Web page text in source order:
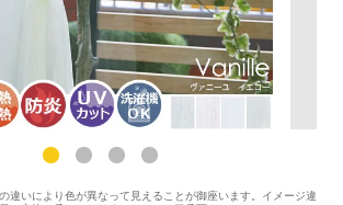
違いにより色が異なって見えることが御座います。イメージ違